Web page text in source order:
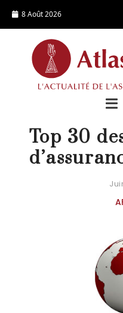
8 Août 2026
Top 30